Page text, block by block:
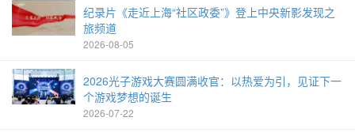
纪录片《走近上海“社区政委”》登上中央新影发现之
旅频道
2026-08-05
2026光子游戏大赛圆满收官：以热爱为引，见证下一
个游戏梦想的诞生
2026-07-22